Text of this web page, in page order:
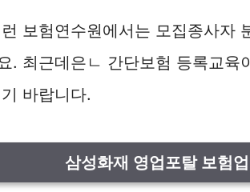
보험연수원에서는 모집종사자
. 최근데은ㄴ 간단보험 등록교육
바랍니다.
삼성화재 영업포탈 보험